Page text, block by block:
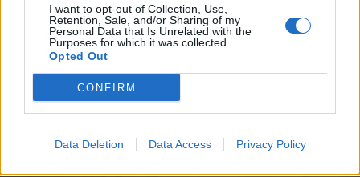
I want to opt-out of Collection, Use,
Retention, Sale, and/or Sharing of my
Personal Data that Is Unrelated with the
Purposes for which it was collected.
Opted Out
CONFIRM
Data Deletion Data Access Privacy Policy